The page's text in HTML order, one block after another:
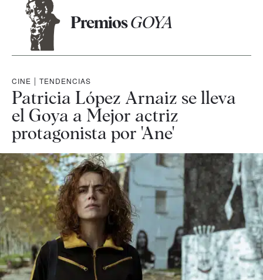
PremiosGOYA
CINE | TENDENCIAS
Patricia López Arnaiz se lleva
el Goya a Mejor actriz
protagonista por 'Ane'